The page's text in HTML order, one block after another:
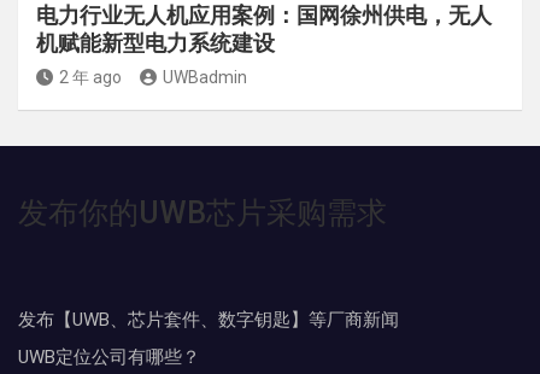
电力行业无人机应用案例：国网徐州供电，无人
机赋能新型电力系统建设
2 年 ago UWBadmin
发布你的UWB芯片采购需求
发布【UWB、芯片套件、数字钥匙】等厂商新闻
UWB定位公司有哪些？